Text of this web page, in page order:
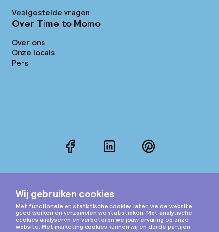
Veelgestelde vragen
Over Time to Momo
Over ons
Onze locals
Pers
FacebookLinkedInPinterest
Instagram